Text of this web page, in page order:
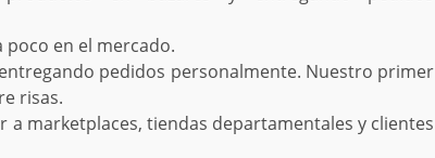
en el mercado.
pedidos personalmente. Nuestro primer
risas.
a marketplaces, tiendas departamentales y clientes